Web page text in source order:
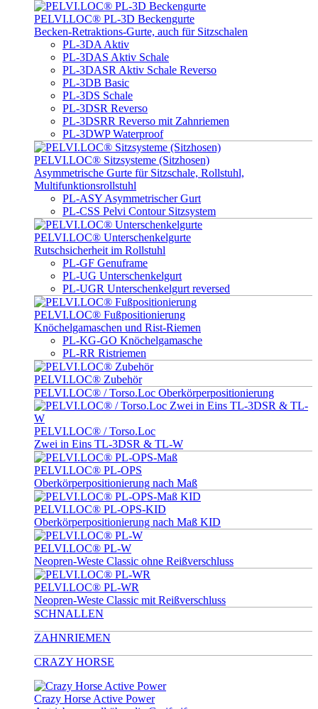
PELVI.LOC® PL-3D Beckengurte
Becken-Retraktions-Gurte, auch für Sitzschalen
PL-3DA Aktiv
PL-3DAS Aktiv Schale
PL-3DASR Aktiv Schale Reverso
PL-3DB Basic
PL-3DS Schale
PL-3DSR Reverso
PL-3DSRR Reverso mit Zahnriemen
PL-3DWP Waterproof
PELVI.LOC® Sitzsysteme (Sitzhosen)
Asymmetrische Gurte für Sitzschale, Rollstuhl,
Multifunktionsrollstuhl
PL-ASY Asymmetrischer Gurt
PL-CSS Pelvi Contour Sitzsystem
PELVI.LOC® Unterschenkelgurte
Rutschsicherheit im Rollstuhl
PL-GF Genuframe
PL-UG Unterschenkelgurt
PL-UGR Unterschenkelgurt reversed
PELVI.LOC® Fußpositionierung
Knöchelgamaschen und Rist-Riemen
PL-KG-GO Knöchelgamasche
PL-RR Ristriemen
PELVI.LOC® Zubehör
PELVI.LOC® / Torso.Loc Oberkörperpositionierung
PELVI.LOC® / Torso.Loc
Zwei in Eins TL-3DSR & TL-W
PELVI.LOC® PL-OPS
Oberkörperpositionierung nach Maß
PELVI.LOC® PL-OPS-KID
Oberkörperpositionierung nach Maß KID
PELVI.LOC® PL-W
Neopren-Weste Classic ohne Reißverschluss
PELVI.LOC® PL-WR
Neopren-Weste Classic mit Reißverschluss
SCHNALLEN
ZAHNRIEMEN
CRAZY HORSE
Crazy Horse Active Power